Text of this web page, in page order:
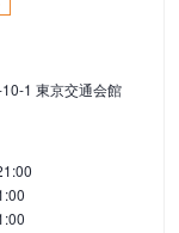
1 東京交通会館